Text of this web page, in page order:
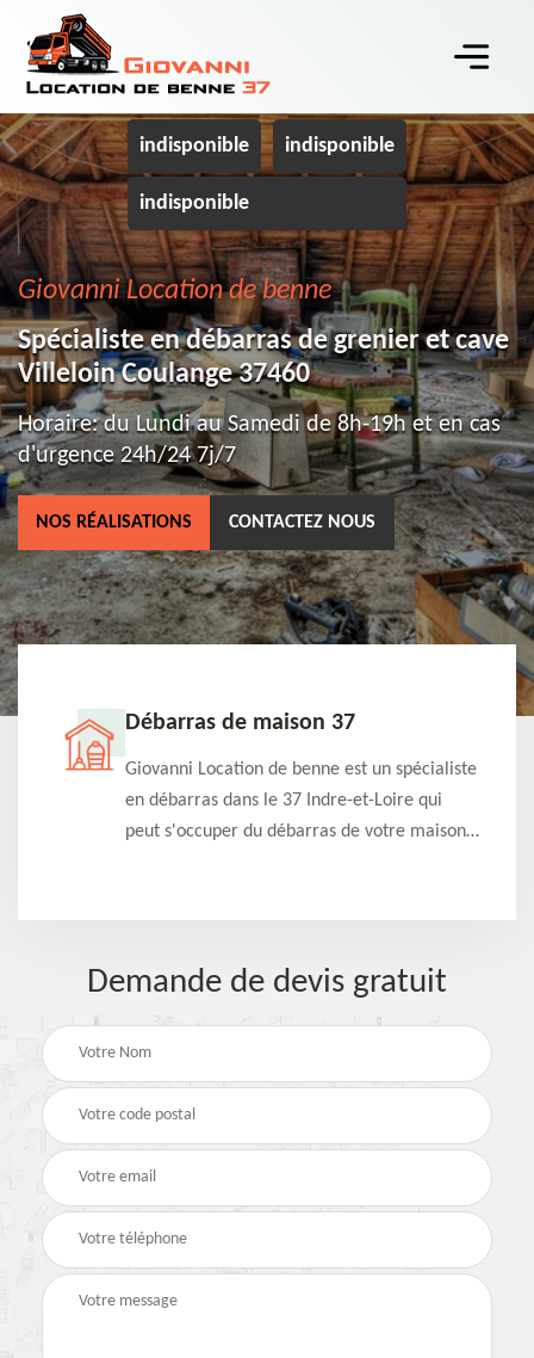
indisponible indisponible
indisponible
Giovanni Location de benne
Spécialiste en débarras de grenier et cave
Villeloin Coulange 37460
Horaire: du Lundi au Samedi de 8h-19h et en cas
d'urgence 24h/24 7j/7
NOS RÉALISATIONS CONTACTEZ NOUS
Débarras de maison 37
Giovanni Location de benne est un spécialiste
en débarras dans le 37 Indre-et-Loire qui
peut s'occuper du débarras de votre maison
Demande de devis gratuit